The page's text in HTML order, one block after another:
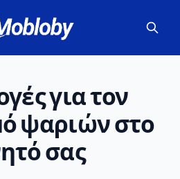
για τον
ψαριών στο
σας